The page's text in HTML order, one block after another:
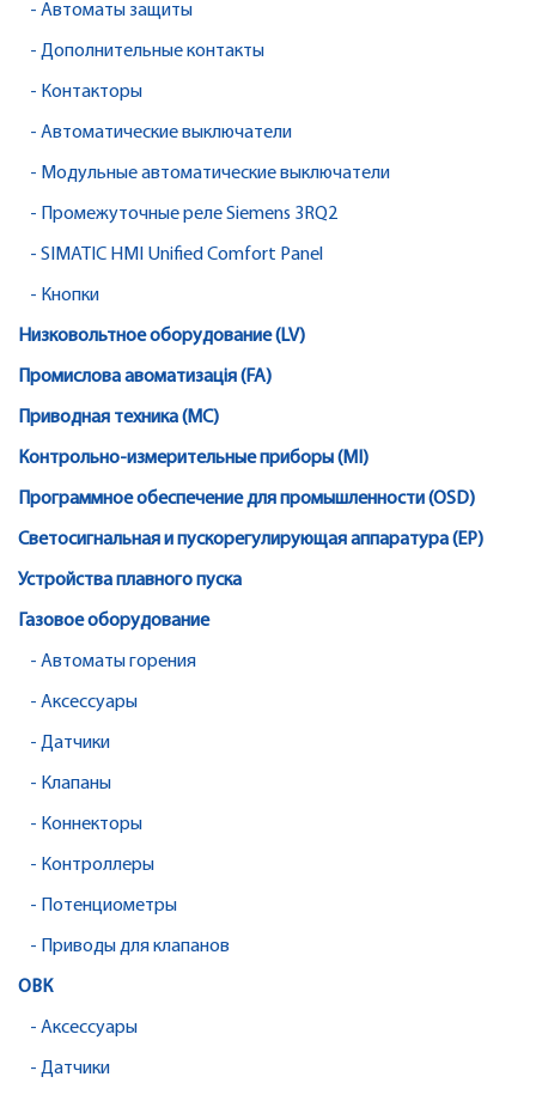
- Автоматы защиты
- Дополнительные контакты
- Контакторы
- Автоматические выключатели
- Модульные автоматические выключатели
- Промежуточные реле Siemens 3RQ2
- SIMATIC HMI Unified Comfort Panel
- Кнопки
Низковольтное оборудование (LV)
Промислова авоматизація (FA)
Приводная техника (MC)
Контрольно-измерительные приборы (MI)
Программное обеспечение для промышленности (OSD)
Светосигнальная и пускорегулирующая аппаратура (EP)
Устройства плавного пуска
Газовое оборудование
- Автоматы горения
- Аксессуары
- Датчики
- Клапаны
- Коннекторы
- Контроллеры
- Потенциометры
- Приводы для клапанов
ОВК
- Аксессуары
- Датчики